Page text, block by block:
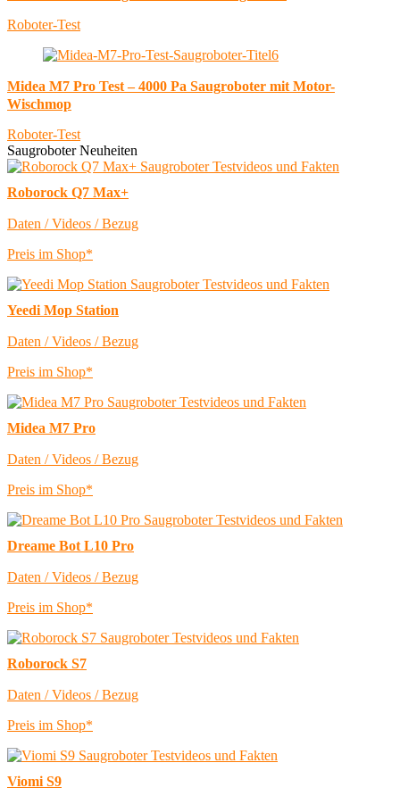
Roboter-Test
Midea M7 Pro Test – 4000 Pa Saugroboter mit Motor-
Wischmop
Roboter-Test
Saugroboter Neuheiten
Roborock Q7 Max+
Daten / Videos / Bezug
Preis im Shop*
Yeedi Mop Station
Daten / Videos / Bezug
Preis im Shop*
Midea M7 Pro
Daten / Videos / Bezug
Preis im Shop*
Dreame Bot L10 Pro
Daten / Videos / Bezug
Preis im Shop*
Roborock S7
Daten / Videos / Bezug
Preis im Shop*
Viomi S9